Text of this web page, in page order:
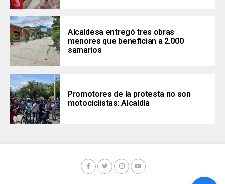
Alcaldesa entregó tres obras
menores que benefician a 2.000
samarios
Promotores de la protesta no son
motociclistas: Alcaldía